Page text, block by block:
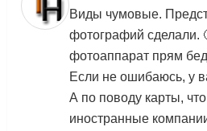
Виды чумовые.
фотографий сделали.
фотоаппарат прям
Если не ошибаюсь, у
А по поводу карты,
иностранные